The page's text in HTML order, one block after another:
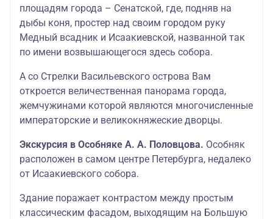
площадям города – Сенатской, где, подняв на
дыбы коня, простер над своим городом руку
Медный всадник и Исаакиевской, названной так
по имени возвышающегося здесь собора.
А со Стрелки Васильевского острова Вам
откроется величественная панорама города,
жемчужинами которой являются многочисленные
императорские и великокняжеские дворцы.
Экскурсия в Особняке А. А. Половцова. Особняк
расположен в самом центре Петербурга, недалеко
от Исаакиевского собора.
Здание поражает контрастом между простым
классическим фасадом, выходящим на Большую